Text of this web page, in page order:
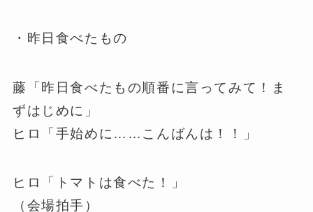
・昨日食べたもの
藤「昨日食べたもの順番に言ってみて！ま
ずはじめに」
ヒロ「手始めに……こんばんは！！」
ヒロ「トマトは食べた！」
（会場拍手）